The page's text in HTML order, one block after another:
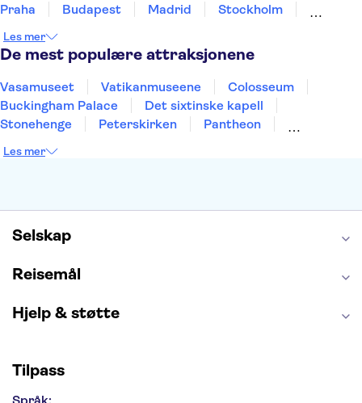
Praha
Budapest Madrid
Stockholm
Alicante
Les mer
De mest populære attraksjonene
Vasamuseet Vatikanmuseene
Colosseum
Buckingham Palace
Det sixtinske kapell
Stonehenge
Peterskirken
Pantheon
Burj Khalifa
Les mer
Selskap
Reisemål
Hjelp & støtte
Tilpass